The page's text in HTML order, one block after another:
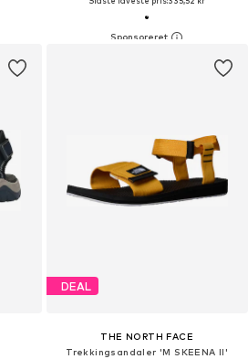
DEAL
THE NORTH FACE
Trekkingsandaler 'M SKEENA II'